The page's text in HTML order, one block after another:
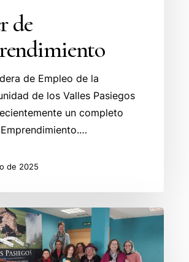
de
de Empleo de la
de los Valles Pasiegos
un completo
de 2025